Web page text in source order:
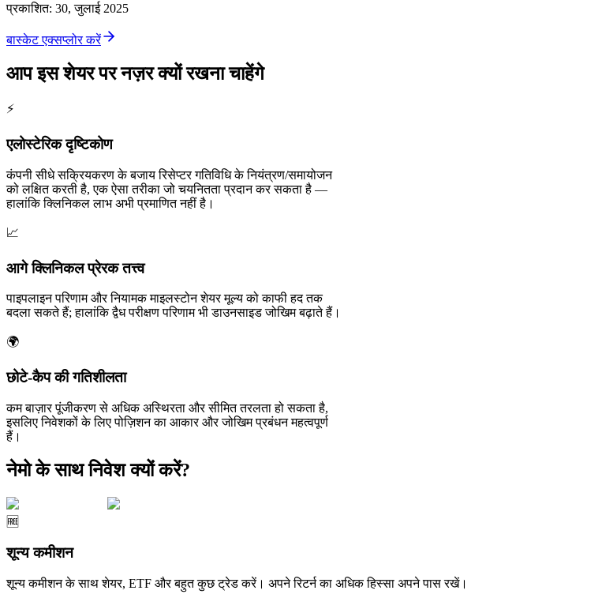
प्रकाशित: 30, जुलाई 2025
बास्केट एक्सप्लोर करें
आप इस शेयर पर नज़र क्यों रखना चाहेंगे
⚡
एलोस्टेरिक दृष्टिकोण
कंपनी सीधे सक्रियकरण के बजाय रिसेप्टर गतिविधि के नियंत्रण/समायोजन
को लक्षित करती है, एक ऐसा तरीका जो चयनितता प्रदान कर सकता है —
हालांकि क्लिनिकल लाभ अभी प्रमाणित नहीं है।
📈
आगे क्लिनिकल प्रेरक तत्त्व
पाइपलाइन परिणाम और नियामक माइलस्टोन शेयर मूल्य को काफी हद तक
बदला सकते हैं; हालांकि द्वैध परीक्षण परिणाम भी डाउनसाइड जोखिम बढ़ाते हैं।
🌍
छोटे‑कैप की गतिशीलता
कम बाज़ार पूंजीकरण से अधिक अस्थिरता और सीमित तरलता हो सकता है,
इसलिए निवेशकों के लिए पोज़िशन का आकार और जोखिम प्रबंधन महत्वपूर्ण
हैं।
नेमो के साथ निवेश क्यों करें?
🆓
शून्य कमीशन
शून्य कमीशन के साथ शेयर, ETF और बहुत कुछ ट्रेड करें। अपने रिटर्न का अधिक हिस्सा अपने पास रखें।